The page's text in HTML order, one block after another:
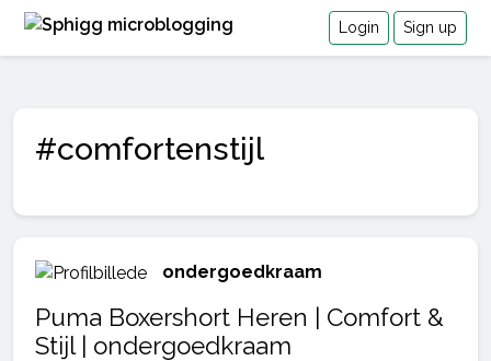
Login Sign up
#comfortenstijl
ondergoedkraam
Puma Boxershort Heren | Comfort &
Stijl | ondergoedkraam